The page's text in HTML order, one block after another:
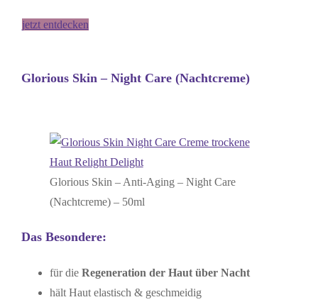
jetzt entdecken
Glorious Skin – Night Care (Nachtcreme)
Glorious Skin – Anti-Aging – Night Care
(Nachtcreme) – 50ml
Das Besondere:
für die Regeneration der Haut über Nacht
hält Haut elastisch & geschmeidig